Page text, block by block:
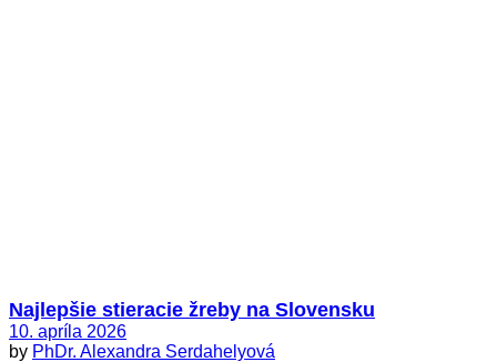
Najlepšie stieracie žreby na Slovensku
10. apríla 2026
by PhDr. Alexandra Serdahelyová